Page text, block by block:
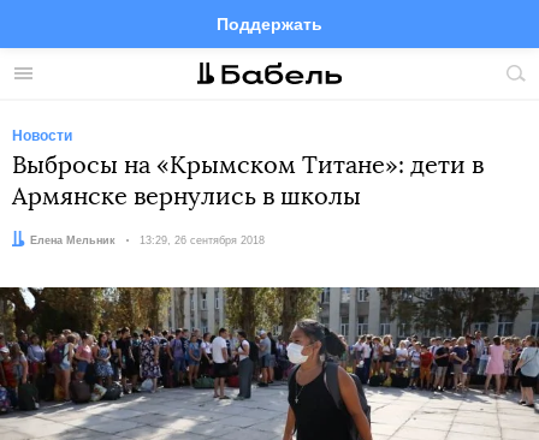
Меню
Поддержать
FacebookTelegramTwitter
Новости
Выбросы на «Крымском Титане»: дети в
Армянске вернулись в школы
Автор:Елена Мельник Дата:
13:29, 26 сентября 2018